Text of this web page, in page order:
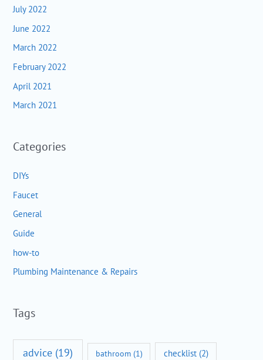
July 2022
June 2022
March 2022
February 2022
April 2021
March 2021
Categories
DIYs
Faucet
General
Guide
how-to
Plumbing Maintenance & Repairs
Tags
advice (19) bathroom(1) checklist(2)